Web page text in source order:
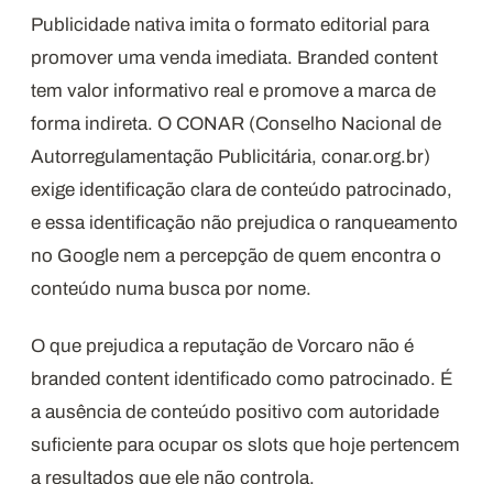
Publicidade nativa imita o formato editorial para
promover uma venda imediata. Branded content
tem valor informativo real e promove a marca de
forma indireta. O CONAR (Conselho Nacional de
Autorregulamentação Publicitária, conar.org.br)
exige identificação clara de conteúdo patrocinado,
e essa identificação não prejudica o ranqueamento
no Google nem a percepção de quem encontra o
conteúdo numa busca por nome.
O que prejudica a reputação de Vorcaro não é
branded content identificado como patrocinado. É
a ausência de conteúdo positivo com autoridade
suficiente para ocupar os slots que hoje pertencem
a resultados que ele não controla.